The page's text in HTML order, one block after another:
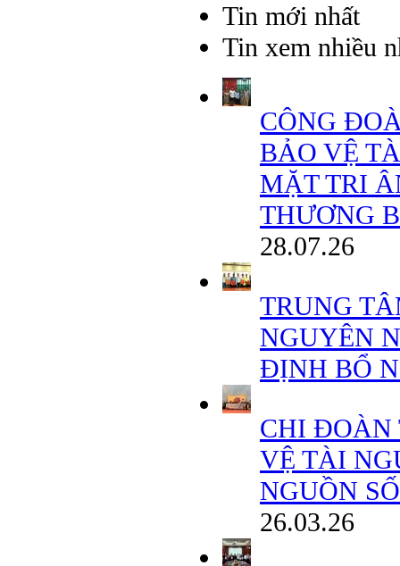
Tin mới nhất
Tin xem nhiều
CÔNG
BẢO VỆ
MẶT TRI
THƯƠNG
28.07.26
TRUNG
NGUYÊN
ĐỊNH BỔ
CHI ĐOÀN
VỆ TÀI
NGUỒN
26.03.26